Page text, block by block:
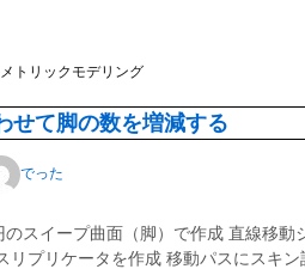
トリックモデリング
せて脚の数を増減する
でった
スイープ曲面（脚）で作成 直線移動
リプリケータを作成 移動パスにスキ